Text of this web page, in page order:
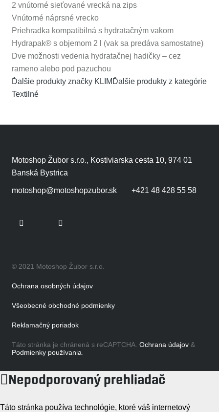
2 vnútorné sieťované vrecká na zips
Vnútorné náprsné vrecko
Priehradka kompatibilná s hydratačným vakom
Hydrapak® s objemom 2 l (vak sa predáva samostatne)
Dve možnosti vedenia hydratačnej hadičky – cez
rameno alebo pod pazuchou
Ďalšie produkty značky KLIM Ďalšie produkty z kategórie
Textilné
Motoshop Žubor s.r.o., Kostiviarska cesta 10, 974 01
Banská Bystrica
motoshop@motoshopzubor.sk +421 48 428 55 58
© 2021 Motoshop Žubor s.r.o.
Ochrana osobných údajov
Všeobecné obchodné podmienky
Reklamačný poriadok
Táto stránka je chránená s reCAPTCHA. Ochrana údajov &
Podmienky používania
Nepodporovaný prehliadač
Táto stránka používa technológie, ktoré váš internetový